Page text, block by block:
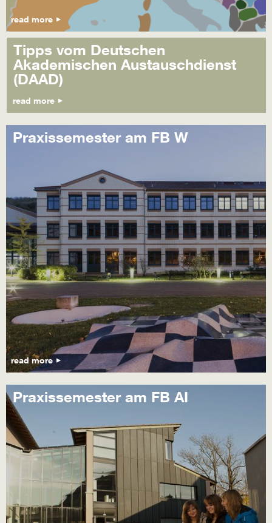
read more
Tipps vom Deutschen
Akademischen Austauschdienst
(DAAD)
read more
Praxissemester am FB W
read more
Praxissemester am FB AI